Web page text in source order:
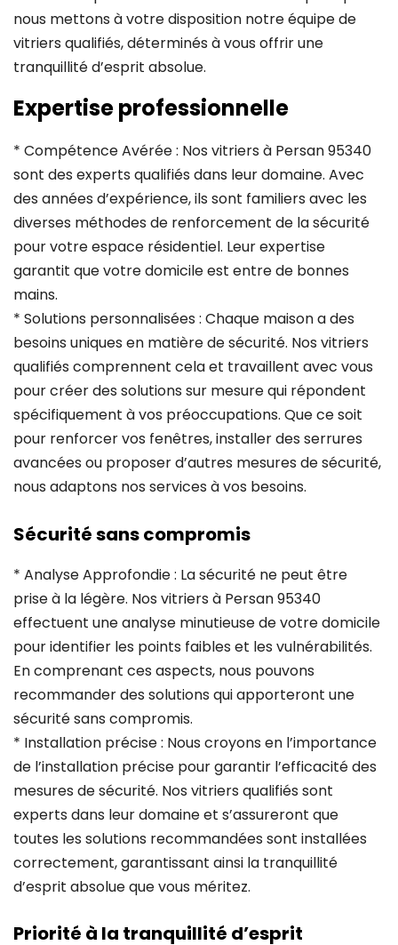
nous mettons à votre disposition notre équipe de
vitriers qualifiés, déterminés à vous offrir une
tranquillité d’esprit absolue.
Expertise professionnelle
* Compétence Avérée : Nos vitriers à Persan 95340
sont des experts qualifiés dans leur domaine. Avec
des années d’expérience, ils sont familiers avec les
diverses méthodes de renforcement de la sécurité
pour votre espace résidentiel. Leur expertise
garantit que votre domicile est entre de bonnes
mains.
* Solutions personnalisées : Chaque maison a des
besoins uniques en matière de sécurité. Nos vitriers
qualifiés comprennent cela et travaillent avec vous
pour créer des solutions sur mesure qui répondent
spécifiquement à vos préoccupations. Que ce soit
pour renforcer vos fenêtres, installer des serrures
avancées ou proposer d’autres mesures de sécurité,
nous adaptons nos services à vos besoins.
Sécurité sans compromis
* Analyse Approfondie : La sécurité ne peut être
prise à la légère. Nos vitriers à Persan 95340
effectuent une analyse minutieuse de votre domicile
pour identifier les points faibles et les vulnérabilités.
En comprenant ces aspects, nous pouvons
recommander des solutions qui apporteront une
sécurité sans compromis.
* Installation précise : Nous croyons en l’importance
de l’installation précise pour garantir l’efficacité des
mesures de sécurité. Nos vitriers qualifiés sont
experts dans leur domaine et s’assureront que
toutes les solutions recommandées sont installées
correctement, garantissant ainsi la tranquillité
d’esprit absolue que vous méritez.
Priorité à la tranquillité d’esprit